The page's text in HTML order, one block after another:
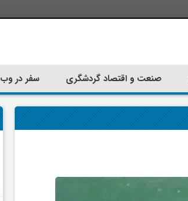
صنعت و اقتصاد گردشگری سفر در وب